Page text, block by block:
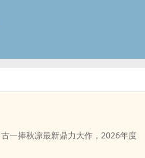
一捧秋凉最新鼎力大作，2026年度